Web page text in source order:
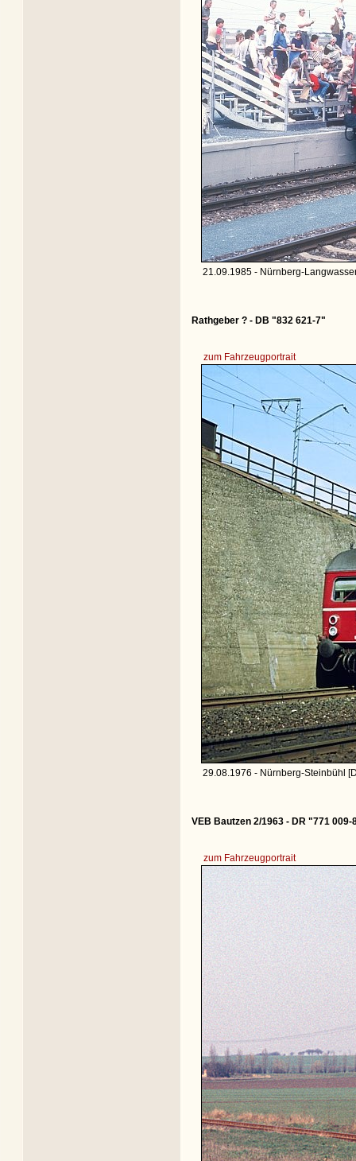
21.09.1985 - Nürnberg-
Rathgeber ? - DB "832 621-7"
zum Fahrzeugportrait
29.08.1976 - Nürnberg-Steinbühl
VEB Bautzen 2/1963 - DR "771 009-
zum Fahrzeugportrait